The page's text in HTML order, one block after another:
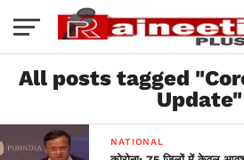
All posts tagged
Update"
NATIONAL